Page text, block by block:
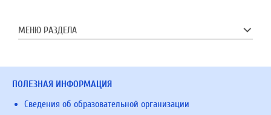
МЕНЮ РАЗДЕЛА
ПОЛЕЗНАЯ ИНФОРМАЦИЯ
Сведения об образовательной организации